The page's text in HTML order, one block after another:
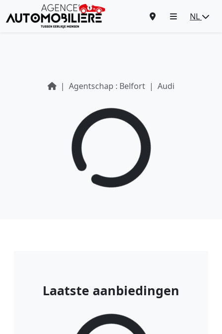
NL
Agentschap : Belfort Audi
Laatste aanbiedingen